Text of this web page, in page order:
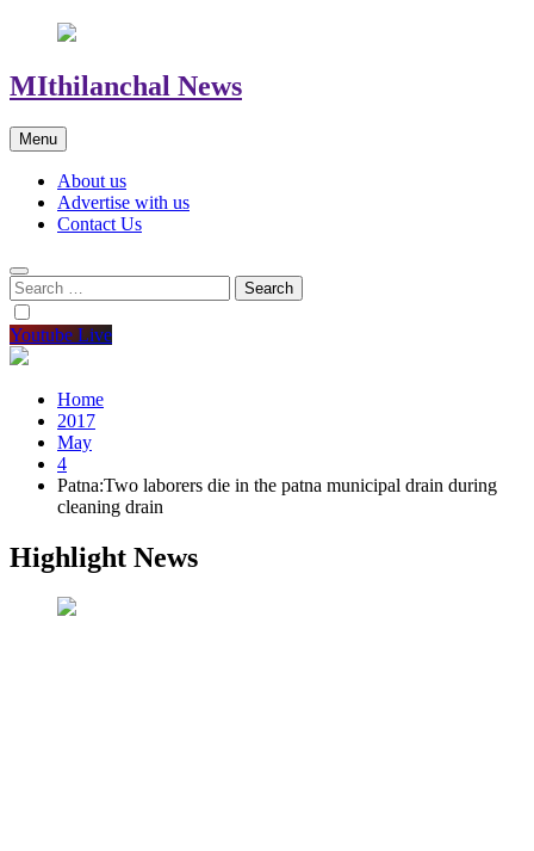
MIthilanchal News
Menu
About us
Advertise with us
Contact Us
Search
for:
Youtube Live
Home
2017
May
4
Patna:Two laborers die in the patna municipal drain during
cleaning drain
Highlight News